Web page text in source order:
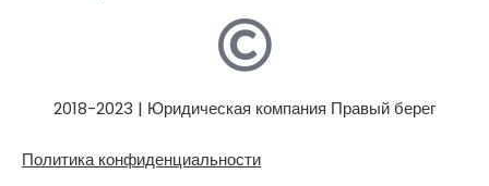
2018-2023 | Юридическая компания Правый берег
Политика конфиденциальности